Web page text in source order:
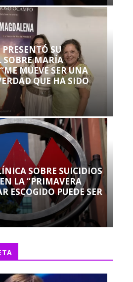
SU
SOBRE MARÍA
MUEVE SER UNA
QUE HA SIDO
SOBRE SUICIDIOS
LA “PRIMAVERA
ESCOGIDO PUEDE SER